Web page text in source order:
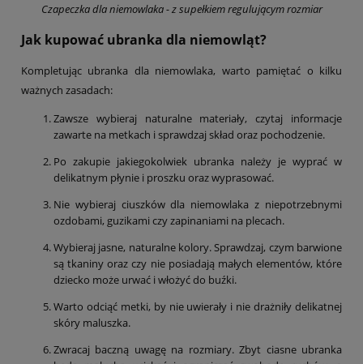
Czapeczka dla niemowlaka - z supełkiem regulującym rozmiar
Jak kupować ubranka dla niemowląt?
Kompletując ubranka dla niemowlaka, warto pamiętać o kilku
ważnych zasadach:
Zawsze wybieraj naturalne materiały, czytaj informacje
zawarte na metkach i sprawdzaj skład oraz pochodzenie.
Po zakupie jakiegokolwiek ubranka należy je wyprać w
delikatnym płynie i proszku oraz wyprasować.
Nie wybieraj ciuszków dla niemowlaka z niepotrzebnymi
ozdobami, guzikami czy zapinaniami na plecach.
Wybieraj jasne, naturalne kolory. Sprawdzaj, czym barwione
są tkaniny oraz czy nie posiadają małych elementów, które
dziecko może urwać i włożyć do buźki.
Warto odciąć metki, by nie uwierały i nie drażniły delikatnej
skóry maluszka.
Zwracaj baczną uwagę na rozmiary. Zbyt ciasne ubranka